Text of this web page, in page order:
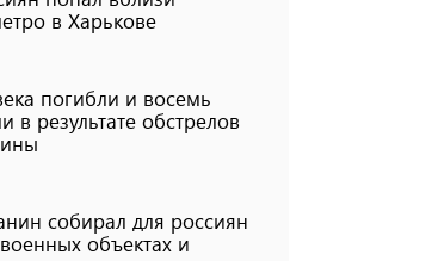
в Харькове
погибли и восемь
в результате обстрелов
собирал для россиян
объектах и